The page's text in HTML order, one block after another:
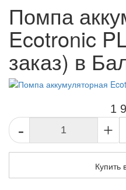
Помпа
Ecotronic
заказ) в
1
- +
Купить